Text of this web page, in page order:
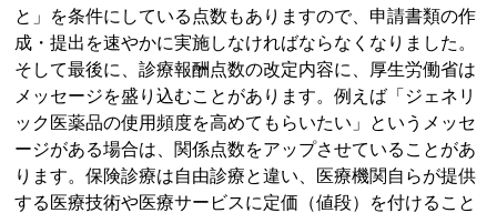
と」を条件にしている点数もありますので、申請書類の作
成・提出を速やかに実施しなければならなくなりました。
そして最後に、診療報酬点数の改定内容に、厚生労働省は
メッセージを盛り込むことがあります。例えば「ジェネリ
ック医薬品の使用頻度を高めてもらいたい」というメッセ
ージがある場合は、関係点数をアップさせていることがあ
ります。保険診療は自由診療と違い、医療機関自らが提供
する医療技術や医療サービスに定価（値段）を付けること